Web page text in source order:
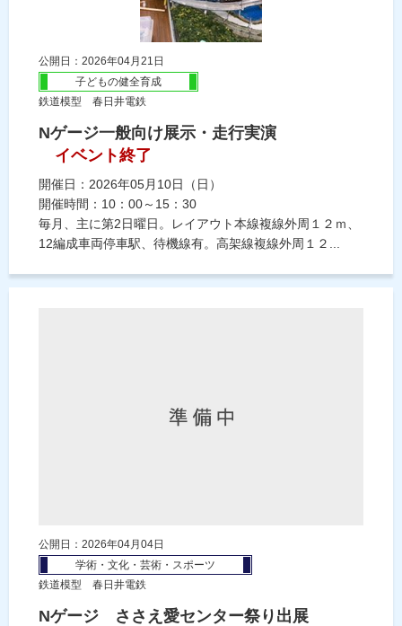
公開日：2026年04月21日
子どもの健全育成
鉄道模型 春日井電鉄
Nゲージ一般向け展示・走行実演
イベント終了
開催日：2026年05月10日（日）
開催時間：10：00～15：30
毎月、主に第2日曜日。レイアウト本線複線外周１２ｍ、
12編成車両停車駅、待機線有。高架線複線外周１２...
公開日：2026年04月04日
学術・文化・芸術・スポーツ
鉄道模型 春日井電鉄
Nゲージ ささえ愛センター祭り出展